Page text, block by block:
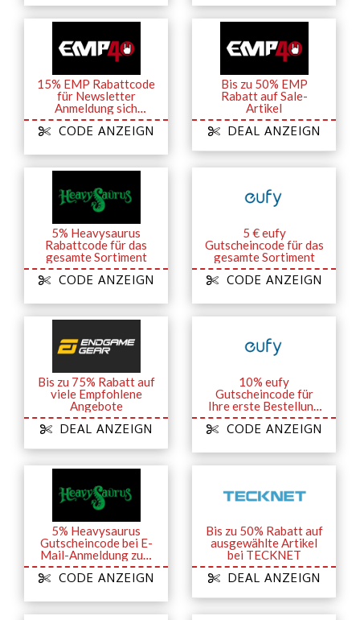
15% EMP Rabattcode
für Newsletter
Anmeldung sich
sichern
CODE ANZEIGN
Bis zu 50% EMP
Rabatt auf Sale-
Artikel
DEAL ANZEIGN
5% Heavysaurus
Rabattcode für das
gesamte Sortiment
CODE ANZEIGN
5 € eufy
Gutscheincode für das
gesamte Sortiment
CODE ANZEIGN
Bis zu 75% Rabatt auf
viele Empfohlene
Angebote
DEAL ANZEIGN
10% eufy
Gutscheincode für
Ihre erste Bestellung
bei Anmeldung zum
Newsletter
CODE ANZEIGN
5% Heavysaurus
Gutscheincode bei E-
Mail-Anmeldung zum
Newsletter
CODE ANZEIGN
Bis zu 50% Rabatt auf
ausgewählte Artikel
bei TECKNET
DEAL ANZEIGN